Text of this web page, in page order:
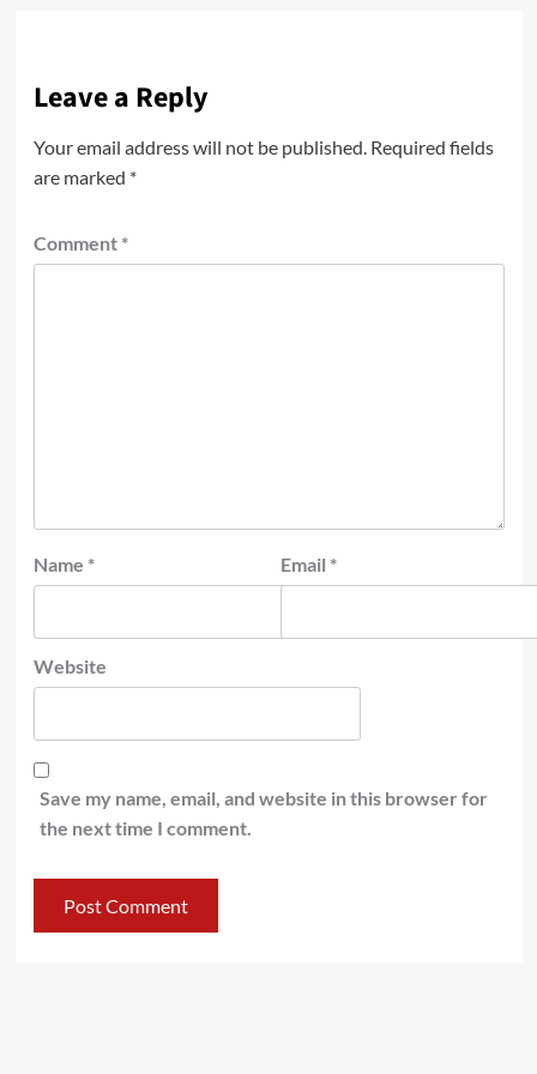
Leave a Reply
Your email address will not be published. Required fields
are marked *
Comment *
Name * Email *
Website
Save my name, email, and website in this browser for
the next time I comment.